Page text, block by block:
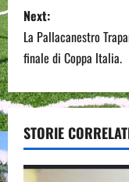
t
n
a
v
i
Next:
La Pallacanestro
finale di Coppa Italia.
STORIE